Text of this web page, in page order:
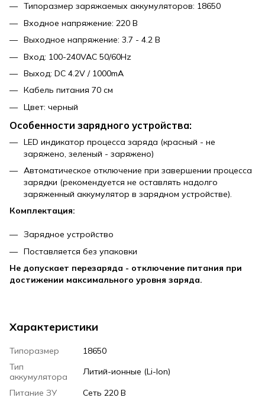
Типоразмер заряжаемых аккумуляторов: 18650
Входное напряжение: 220 В
Выходное напряжение: 3.7 - 4.2 В
Вход: 100-240VAC 50/60Hz
Выход: DC 4.2V / 1000mA
Кабель питания 70 см
Цвет: черный
Особенности зарядного устройства:
LED индикатор процесса заряда (красный - не
заряжено, зеленый - заряжено)
Автоматическое отключение при завершении процесса
зарядки (рекомендуется не оставлять надолго
заряженный аккумулятор в зарядном устройстве).
Комплектация:
Зарядное устройство
Поставляется без упаковки
Не допускает перезаряда - отключение питания при
достижении максимального уровня заряда.
Характеристики
Типоразмер
18650
Тип
аккумулятора
Литий-ионные (Li-Ion)
Питание ЗУ
Сеть 220 В